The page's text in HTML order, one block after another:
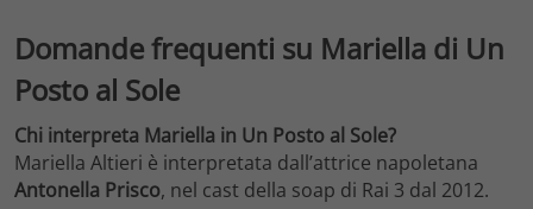
Domande frequenti su Mariella di Un
Posto al Sole
Chi interpreta Mariella in Un Posto al Sole?
Mariella Altieri è interpretata dall’attrice napoletana
Antonella Prisco, nel cast della soap di Rai 3 dal 2012.